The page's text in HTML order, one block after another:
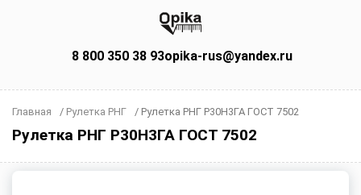
8 800 350 38 93opika-rus@yandex.ru
Главная / Рулетка РНГ / Рулетка РНГ Р30Н3ГА ГОСТ 7502
Рулетка РНГ Р30Н3ГА ГОСТ 7502